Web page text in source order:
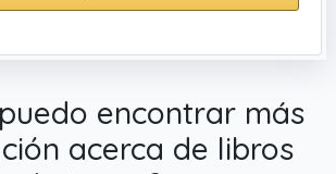
encontrar más
acerca de libros